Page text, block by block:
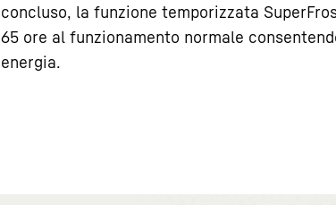
concluso, la funzione temporizzata
65 ore al funzionamento normale
energia.